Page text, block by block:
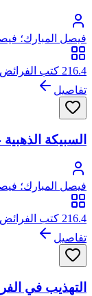
فيصل المبارك؛
الحريملي النجدي
216.4 كتب الفرائض
تفاصيل
السبيكة
فيصل المبارك؛
الحريملي النجدي
216.4 كتب الفرائض
تفاصيل
التهذيب في